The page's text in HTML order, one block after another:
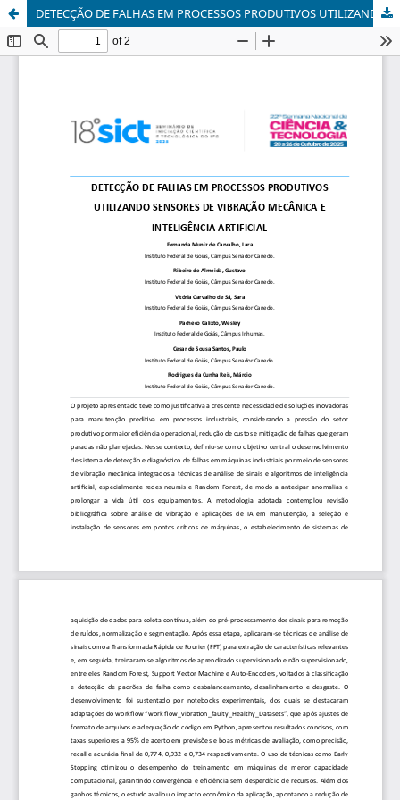
DETECÇÃO DE FALHAS EM PROCESSOS PRODUTIVOS UTILIZANDO SENSORES DE VIBRAÇÃO MECÂNICA E INTELIGÊNCIA ARTIFICIAL